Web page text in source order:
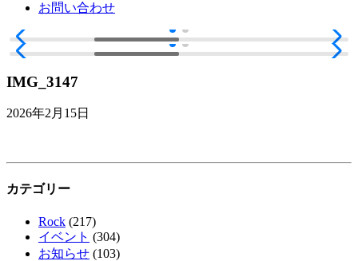
お問い合わせ
IMG_3147
2026年2月15日
カテゴリー
Rock (217)
イベント (304)
お知らせ (103)